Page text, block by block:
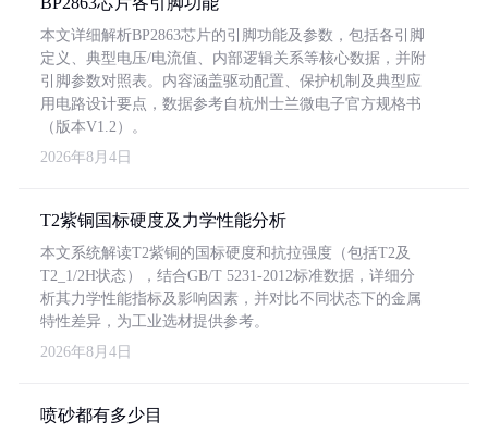
本文详细解析BP2863芯片的引脚功能及参数，包括各引脚
定义、典型电压/电流值、内部逻辑关系等核心数据，并附
引脚参数对照表。内容涵盖驱动配置、保护机制及典型应
用电路设计要点，数据参考自杭州士兰微电子官方规格书
（版本V1.2）。
2026年8月4日
T2紫铜国标硬度及力学性能分析
本文系统解读T2紫铜的国标硬度和抗拉强度（包括T2及
T2_1/2H状态），结合GB/T 5231-2012标准数据，详细分
析其力学性能指标及影响因素，并对比不同状态下的金属
特性差异，为工业选材提供参考。
2026年8月4日
喷砂都有多少目